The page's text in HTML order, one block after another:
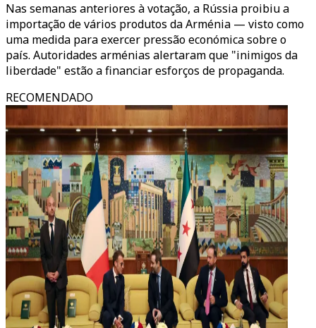
Nas semanas anteriores à votação, a Rússia proibiu a
importação de vários produtos da Arménia — visto como
uma medida para exercer pressão económica sobre o
país. Autoridades arménias alertaram que "inimigos da
liberdade" estão a financiar esforços de propaganda.
RECOMENDADO